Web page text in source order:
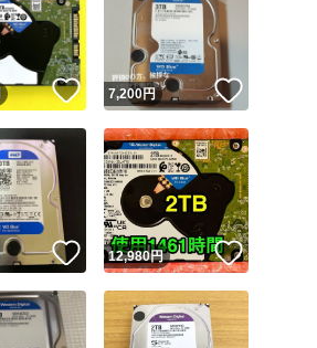
いいね！
7,200円
いいね！
12,980円 いいね！